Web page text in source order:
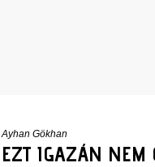
Ayhan Gökhan
EZT IGAZÁN NEM